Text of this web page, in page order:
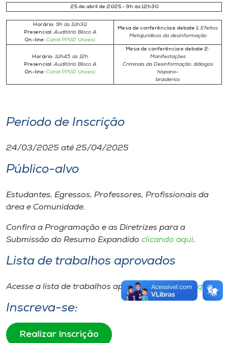
25 de abril de 2025 - 9h às 12h30
Horário: 9h às 10h30
Presencial: Auditório Bloco A
On-line: Canal PPGD Unoesc
Mesa de conferência e debate 1: Efeitos
Metajurídicos da desinformação
Horário: 10h45 às 12h
Presencial: Auditório Bloco A
On-line: Canal PPGD Unoesc
Mesa de conferência e debate 2:
Manifestações
Criminais da Desinformação: diálogos
hispano-
brasilerios
Período de Inscrição
24/03/2025 até 25/04/2025
Público-alvo
Estudantes, Egressos, Professores, Profissionais da
área e Comunidade.
Confira a Programação e as Diretrizes para a
Submissão do Resumo Expandido clicando aqui.
Lista de trabalhos aprovados
Acesse a lista de trabalhos aprovadosclicando aqui.
Inscreva-se:
Realizar Inscrição